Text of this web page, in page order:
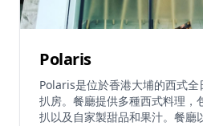
Polaris
Polaris是位於香港大埔的西式
扒房。餐廳提供多種西式料理，
扒以及自家製甜品和果汁。餐廳